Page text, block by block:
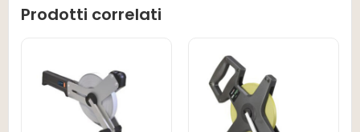
Prodotti correlati